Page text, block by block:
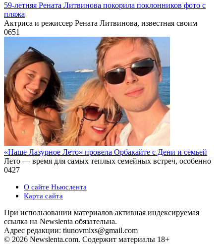
59-летняя Рената Литвинова покорила поклонников фото с
пляжа
Актриса и режиссер Рената Литвинова, известная своим
0651
«Наше Лазурное Лето» провела Орбакайте с Дени и семьей
Лето — время для самых теплых семейных встреч, особенно
0427
О сайте Ньюслента
Карта сайта
При использовании материалов активная индексируемая
ссылка на Newslenta обязательна.
Адрес редакции: tiunovmixs@gmail.com
© 2026 Newslenta.com. Содержит материалы 18+